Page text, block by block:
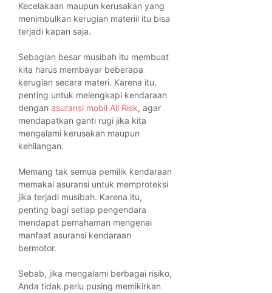
Kecelakaan maupun kerusakan yang
menimbulkan kerugian materiil itu bisa
terjadi kapan saja.
Sebagian besar musibah itu membuat
kita harus membayar beberapa
kerugian secara materi. Karena itu,
penting untuk melengkapi kendaraan
dengan asuransi mobil All Risk, agar
mendapatkan ganti rugi jika kita
mengalami kerusakan maupun
kehilangan.
Memang tak semua pemilik kendaraan
memakai asuransi untuk memproteksi
jika terjadi musibah. Karena itu,
penting bagi setiap pengendara
mendapat pemahaman mengenai
manfaat asuransi kendaraan
bermotor.
Sebab, jika mengalami berbagai risiko,
Anda tidak perlu pusing memikirkan